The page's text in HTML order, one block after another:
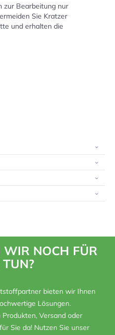
zur Bearbeitung nur
Sie Kratzer
und erhalten die
NOCH FÜR
TUN?
bieten wir Ihnen
Lösungen.
Versand oder
Sie da! Nutzen Sie unser